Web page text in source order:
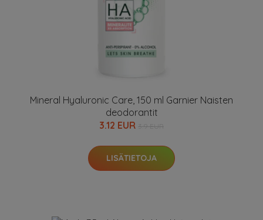
Mineral Hyaluronic Care, 150 ml Garnier Naisten
deodorantit
3.12 EUR
LISÄTIETOJA